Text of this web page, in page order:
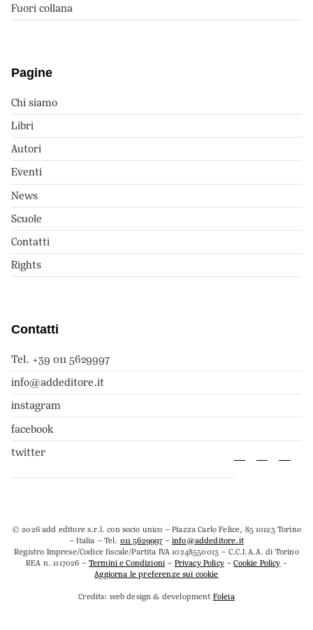
Fuori collana
Pagine
Chi siamo
Libri
Autori
Eventi
News
Scuole
Contatti
Rights
Contatti
Tel. +39 011 5629997
info@addeditore.it
instagram
facebook
twitter
© 2026 add editore s.r.l. con socio unico – Piazza Carlo Felice, 85 10123 Torino
– Italia – Tel. 011 5629997 –info@addeditore.it
Registro Imprese/Codice fiscale/Partita IVA 10248550013 – C.C.I.A.A. di Torino
REA n. 1117026 –Termini e Condizioni – Privacy Policy–Cookie Policy -
Aggiorna le preferenze sui cookie
Credits: web design & development Foleia